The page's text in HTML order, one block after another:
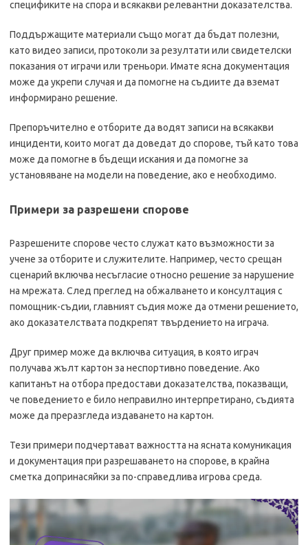
спецификите на спора и всякакви релевантни доказателства.
Поддържащите материали също могат да бъдат полезни,
като видео записи, протоколи за резултати или свидетелски
показания от играчи или треньори. Имате ясна документация
може да укрепи случая и да помогне на съдиите да вземат
информирано решение.
Препоръчително е отборите да водят записи на всякакви
инциденти, които могат да доведат до спорове, тъй като това
може да помогне в бъдещи искания и да помогне за
установяване на модели на поведение, ако е необходимо.
Примери за разрешени спорове
Разрешените спорове често служат като възможности за
учене за отборите и служителите. Например, често срещан
сценарий включва несъгласие относно решение за нарушение
на мрежата. След преглед на обжалването и консултация с
помощник-съдии, главният съдия може да отмени решението,
ако доказателствата подкрепят твърдението на играча.
Друг пример може да включва ситуация, в която играч
получава жълт картон за неспортивно поведение. Ако
капитанът на отбора предостави доказателства, показващи,
че поведението е било неправилно интерпретирано, съдията
може да преразгледа издаването на картон.
Тези примери подчертават важността на ясната комуникация
и документация при разрешаването на спорове, в крайна
сметка допринасяйки за по-справедлива игрова среда.